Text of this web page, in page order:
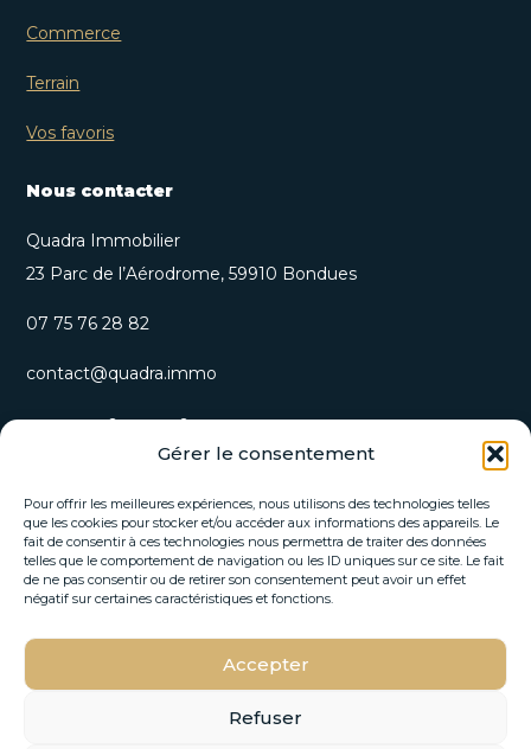
Gérer le consentement
Pour offrir les meilleures expériences, nous utilisons des technologies telles
que les cookies pour stocker et/ou accéder aux informations des appareils. Le
fait de consentir à ces technologies nous permettra de traiter des données
telles que le comportement de navigation ou les ID uniques sur ce site. Le fait
de ne pas consentir ou de retirer son consentement peut avoir un effet
négatif sur certaines caractéristiques et fonctions.
Accepter
Refuser
Commerce
Terrain
Vos favoris
Nous contacter
Quadra Immobilier
23 Parc de l’Aérodrome, 59910 Bondues
07 75 76 28 82
contact@quadra.immo
S’inscrire à notre newsletter
Recevez nos opportunités immobilières et actualités
directement par email.
E
-
m
i
*
E
-
a